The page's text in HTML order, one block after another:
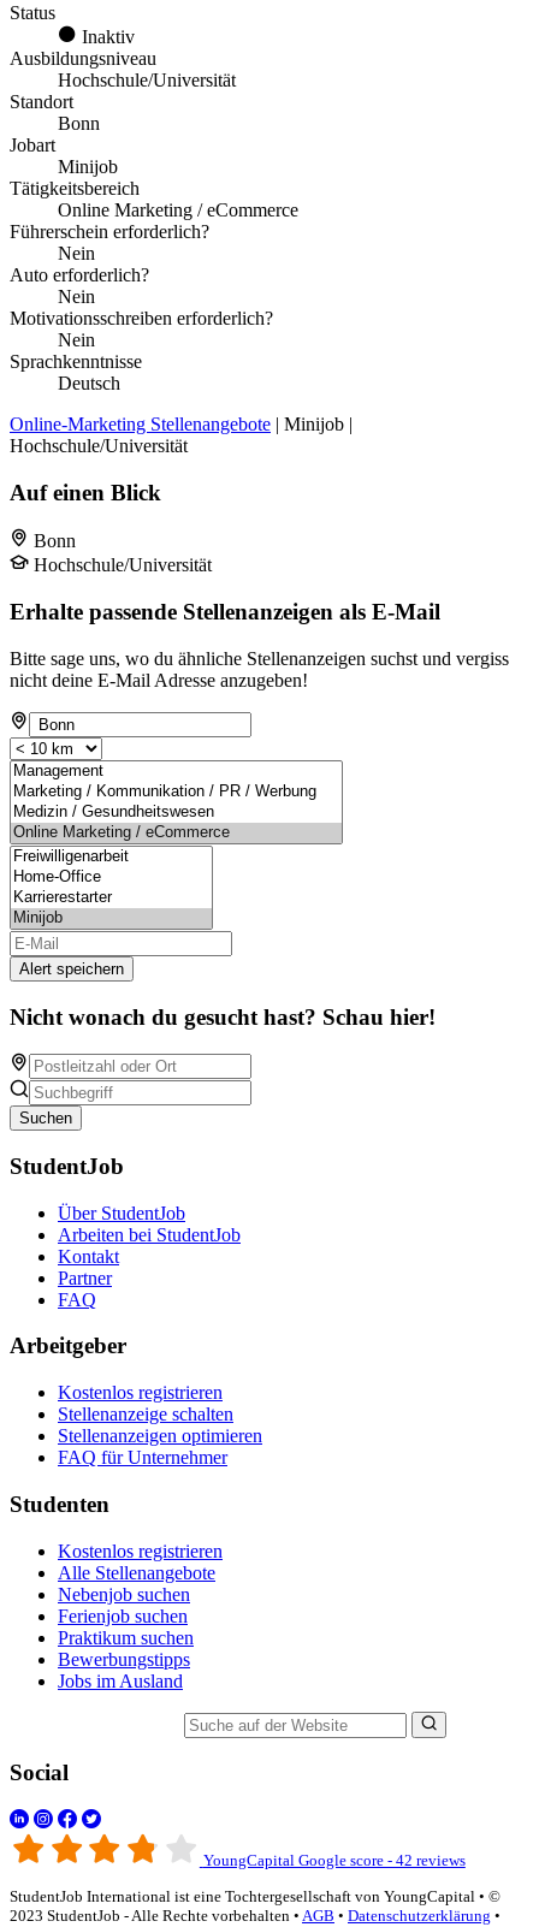
Status
Inaktiv
Ausbildungsniveau
Hochschule/Universität
Standort
Bonn
Jobart
Minijob
Tätigkeitsbereich
Online Marketing / eCommerce
Führerschein erforderlich?
Nein
Auto erforderlich?
Nein
Motivationsschreiben erforderlich?
Nein
Sprachkenntnisse
Deutsch
Online-Marketing Stellenangebote | Minijob |
Hochschule/Universität
Auf einen Blick
Bonn
Hochschule/Universität
Erhalte passende Stellenanzeigen als E-Mail
Bitte sage uns, wo du ähnliche Stellenanzeigen suchst und vergiss
nicht deine E-Mail Adresse anzugeben!
Alert speichern
Nicht wonach du gesucht hast? Schau hier!
Suchen
StudentJob
Über StudentJob
Arbeiten bei StudentJob
Kontakt
Partner
FAQ
Arbeitgeber
Kostenlos registrieren
Stellenanzeige schalten
Stellenanzeigen optimieren
FAQ für Unternehmer
Studenten
Kostenlos registrieren
Alle Stellenangebote
Nebenjob suchen
Ferienjob suchen
Praktikum suchen
Bewerbungstipps
Jobs im Ausland
Social
YoungCapital Google score - 42 reviews
StudentJob International ist eine Tochtergesellschaft von YoungCapital • ©
2023 StudentJob - Alle Rechte vorbehalten • AGB • Datenschutzerklärung •